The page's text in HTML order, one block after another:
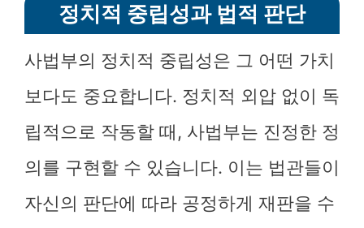
정치적 중립성과 법적 판단
사법부의 정치적 중립성은 그 어떤 가치
보다도 중요합니다. 정치적 외압 없이 독
립적으로 작동할 때, 사법부는 진정한 정
의를 구현할 수 있습니다. 이는 법관들이
자신의 판단에 따라 공정하게 재판을 수